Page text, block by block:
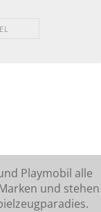
Playmobil alle
und stehen